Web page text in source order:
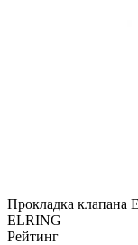
Прокладка клапана
ELRING
Рейтинг